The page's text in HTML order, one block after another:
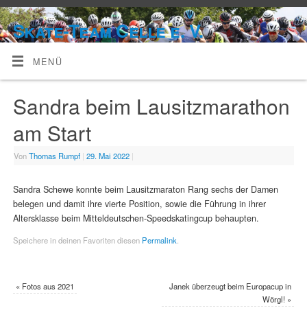
Skate-Team Celle e. V.
MENÜ
Sandra beim Lausitzmarathon
am Start
VonThomas Rumpf | 29. Mai 2022 |
Sandra Schewe konnte beim Lausitzmaraton Rang sechs der Damen
belegen und damit ihre vierte Position, sowie die Führung in ihrer
Altersklasse beim Mitteldeutschen-Speedskatingcup behaupten.
Speichere in deinen Favoriten diesen Permalink.
«Fotos aus 2021
Janek überzeugt beim Europacup in
Wörgl! »